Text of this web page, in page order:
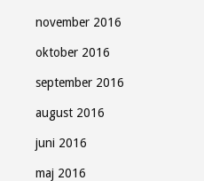
november 2016
oktober 2016
september 2016
august 2016
juni 2016
maj 2016